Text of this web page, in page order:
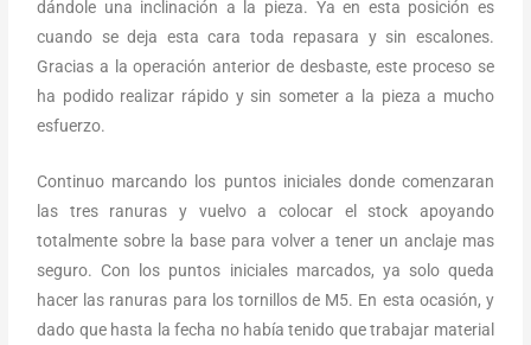
dándole una inclinación a la pieza. Ya en esta posición es
cuando se deja esta cara toda repasara y sin escalones.
Gracias a la operación anterior de desbaste, este proceso se
ha podido realizar rápido y sin someter a la pieza a mucho
esfuerzo.
Continuo marcando los puntos iniciales donde comenzaran
las tres ranuras y vuelvo a colocar el stock apoyando
totalmente sobre la base para volver a tener un anclaje mas
seguro. Con los puntos iniciales marcados, ya solo queda
hacer las ranuras para los tornillos de M5. En esta ocasión, y
dado que hasta la fecha no había tenido que trabajar material